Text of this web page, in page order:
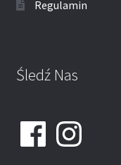
Regulamin
Śledź Nas
FacebookInstagram